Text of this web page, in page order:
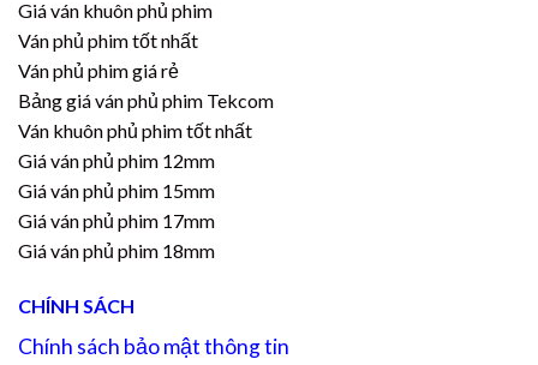
Giá ván khuôn phủ phim
Ván phủ phim tốt nhất
Ván phủ phim giá rẻ
Bảng giá ván phủ phim Tekcom
Ván khuôn phủ phim tốt nhất
Giá ván phủ phim 12mm
Giá ván phủ phim 15mm
Giá ván phủ phim 17mm
Giá ván phủ phim 18mm
CHÍNH SÁCH
Chính sách bảo mật thông tin